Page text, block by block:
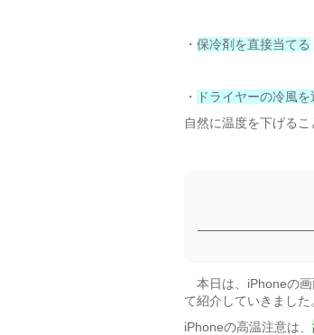
・ 保冷剤を直接当てる
・ ドライヤーの冷風
自然に温度を下げるこ
本日は、iPhoneの画
て紹介していきました
iPhoneの高温注意は、